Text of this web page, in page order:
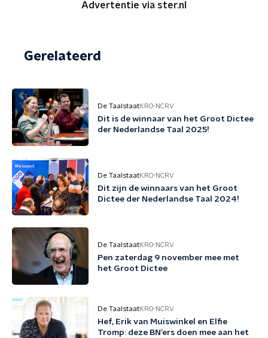
Advertentie via ster.nl
Gerelateerd
De TaalstaatKRO-NCRV
Dit is de winnaar van het Groot Dictee
der Nederlandse Taal 2025!
De TaalstaatKRO-NCRV
Dit zijn de winnaars van het Groot
Dictee der Nederlandse Taal 2024!
De TaalstaatKRO-NCRV
Pen zaterdag 9 november mee met
het Groot Dictee
De TaalstaatKRO-NCRV
Hef, Erik van Muiswinkel en Elfie
Tromp: deze BN’ers doen mee aan het